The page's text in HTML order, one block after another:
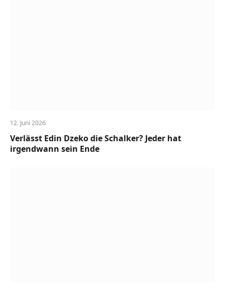
12. Juni 2026
Verlässt Edin Dzeko die Schalker? Jeder hat
irgendwann sein Ende